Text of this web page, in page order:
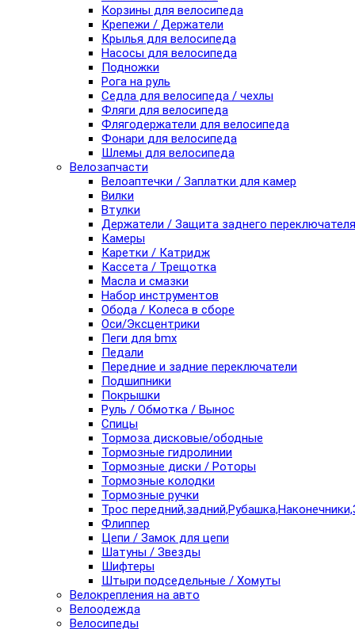
Корзины для велосипеда
Крепежи / Держатели
Крылья для велосипеда
Насосы для велосипеда
Подножки
Рога на руль
Седла для велосипеда / чехлы
Фляги для велосипеда
Флягодержатели для велосипеда
Фонари для велосипеда
Шлемы для велосипеда
Велозапчасти
Велоаптечки / Заплатки для камер
Вилки
Втулки
Держатели / Защита заднего переключателя
Камеры
Каретки / Катридж
Кассета / Трещотка
Масла и смазки
Набор инструментов
Обода / Колеса в сборе
Оси/Эксцентрики
Пеги для bmx
Педали
Передние и задние переключатели
Подшипники
Покрышки
Руль / Обмотка / Вынос
Спицы
Тормоза дисковые/ободные
Тормозные гидролинии
Тормозные диски / Роторы
Тормозные колодки
Тормозные ручки
Трос
Флиппер
Цепи / Замок для цепи
Шатуны / Звезды
Шифтеры
Штыри подседельные / Хомуты
Велокрепления на авто
Велоодежда
Велосипеды